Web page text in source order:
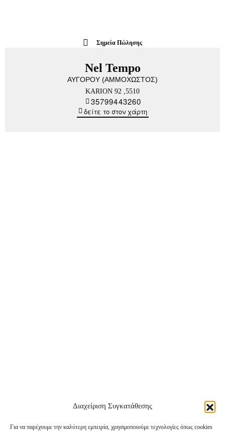
Διαχείριση Συγκατάθεσης
Για να παρέχουμε την καλύτερη εμπειρία, χρησιμοποιούμε τεχνολογίες όπως cookies
Σημεία Πώλησης
Nel Tempo
ΑΥΓΟΡΟΥ (ΑΜΜΟΧΩΣΤΟΣ)
KARION 92 ,5510
35799443260
δείτε το στον χάρτη